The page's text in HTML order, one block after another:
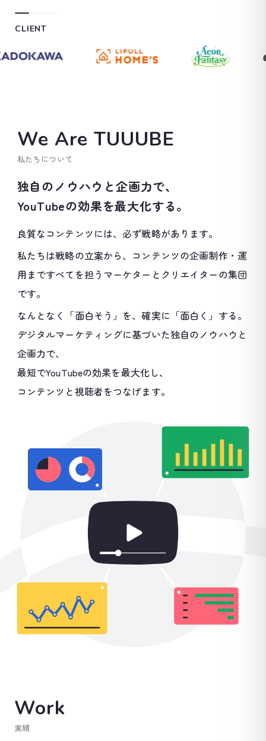
CLIENT
We Are TUUUBE
私たちについて
独自のノウハウと企画力で、
YouTubeの効果を最大化する。
良質なコンテンツには、必ず戦略があります。
私たちは戦略の立案から、コンテンツの企画制作・運
用まですべてを担うマーケターとクリエイターの集団
です。
なんとなく「面白そう」を、確実に「面白く」する。
デジタルマーケティングに基づいた独自のノウハウと
企画力で、
最短でYouTubeの効果を最大化し、
コンテンツと視聴者をつなげます。
Work
実績